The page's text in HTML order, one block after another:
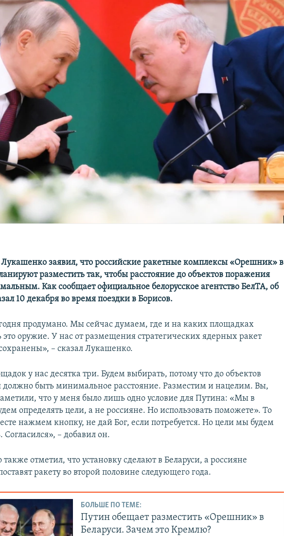
заявил, что российские ракетные комплексы «Орешник» в
разместить так, чтобы расстояние до объектов поражения
Как сообщает официальное белорусское агентство БелТА, об
10 декабря во время поездки в Борисов.
продумано. Мы сейчас думаем, где и на каких площадках
это оружие. У нас от размещения стратегических ядерных ракет
– сказал Лукашенко.
у нас десятка три. Будем выбирать, потому что до объектов
быть минимальное расстояние. Разместим и нацелим. Вы,
что у меня было лишь одно условие для Путина: «Мы в
определять цели, а не россияне. Но использовать поможете». То
нажмем кнопку, не дай Бог, если потребуется. Но цели мы будем
Согласился», – добавил он.
отметил, что установку сделают в Беларуси, а россияне
ракету во второй половине следующего года.
БОЛЬШЕ ПО ТЕМЕ:
Путин обещает разместить «Орешник» в
Беларуси. Зачем это Кремлю?